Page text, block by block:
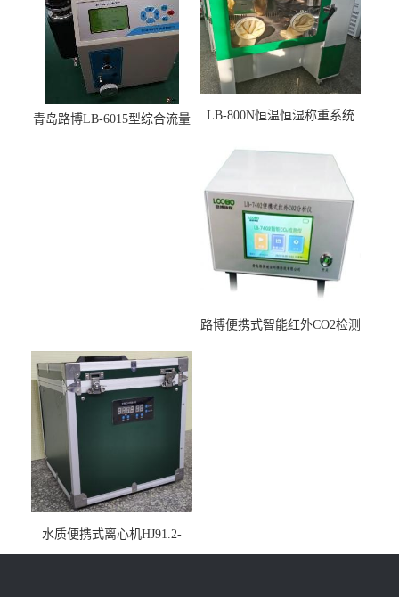
青岛路博LB-6015型综合流量
LB-800N恒温恒湿称重系统
路博便携式智能红外CO2检测
水质便携式离心机HJ91.2-
2022地表水总磷监测内置有